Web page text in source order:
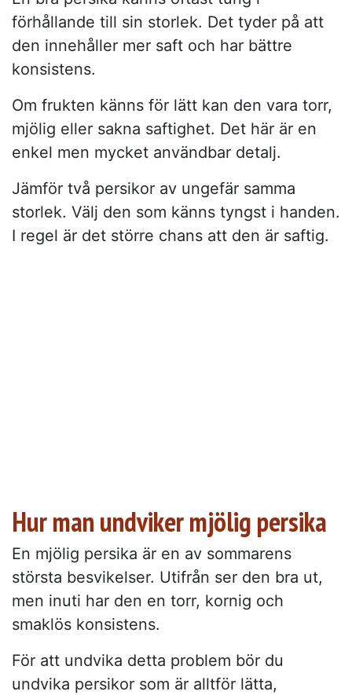
förhållande till sin storlek. Det tyder på att
den innehåller mer saft och har bättre
konsistens.
Om frukten känns för lätt kan den vara torr,
mjölig eller sakna saftighet. Det här är en
enkel men mycket användbar detalj.
Jämför två persikor av ungefär samma
storlek. Välj den som känns tyngst i handen.
I regel är det större chans att den är saftig.
Hur man undviker mjölig persika
En mjölig persika är en av sommarens
största besvikelser. Utifrån ser den bra ut,
men inuti har den en torr, kornig och
smaklös konsistens.
För att undvika detta problem bör du
undvika persikor som är alltför lätta,